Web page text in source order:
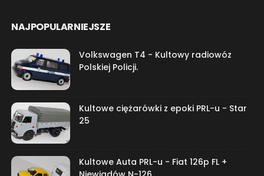
NAJPOPULARNIEJSZE
Volkswagen T4 - Kultowy radiowóz
Polskiej Policji.
Kultowe ciężarówki z epoki PRL-u - Star
25
Kultowe Auta PRL-u - Fiat 126p FL +